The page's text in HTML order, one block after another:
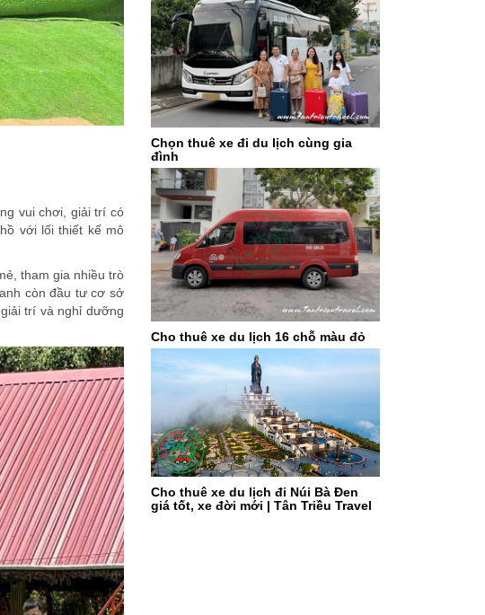
vui chơi, giải trí có
với lối thiết kế mô
tham gia nhiều trò
còn đầu tư cơ sở
trí và nghỉ dưỡng
Chọn thuê xe đi du lịch cùng gia
đình
Cho thuê xe du lịch 16 chỗ màu đỏ
Cho thuê xe du lịch đi Núi Bà Đen
giá tốt, xe đời mới | Tân Triều Travel